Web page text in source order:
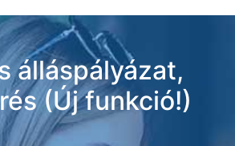
álláspályázat,
(Új funkció!)